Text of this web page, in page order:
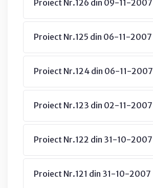
Proiect Nr.126 din 09-11-2007
Proiect Nr.125 din 06-11-2007
Proiect Nr.124 din 06-11-2007
Proiect Nr.123 din 02-11-2007
Proiect Nr.122 din 31-10-2007
Proiect Nr.121 din 31-10-2007